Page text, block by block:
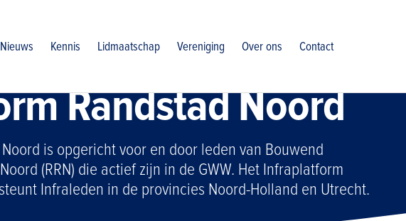
Nieuws Kennis Lidmaatschap Vereniging Over ons Contact
Randstad Noord
is opgericht voor en door leden van Bouwend
(RRN) die actief zijn in de GWW. Het Infraplatform
Infraleden in de provincies Noord-Holland en Utrecht.